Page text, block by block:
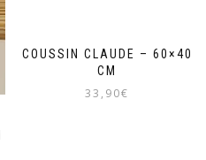
COUSSIN CLAUDE – 60×40
CM
33,90€